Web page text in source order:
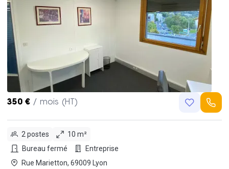
350 € / mois (HT)
2 postes
10 m²
Bureau fermé
Entreprise
Rue Marietton, 69009 Lyon